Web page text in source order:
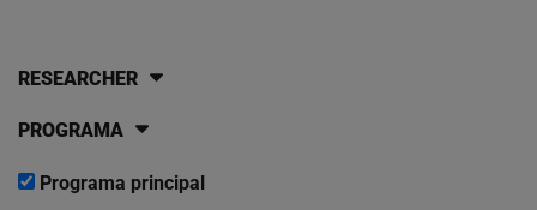
RESEARCHER
PROGRAMA
Programa principal